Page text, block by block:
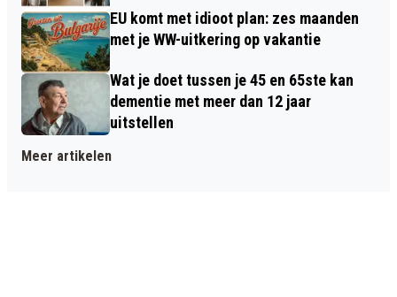
EU komt met idioot plan: zes maanden
met je WW-uitkering op vakantie
Wat je doet tussen je 45 en 65ste kan
dementie met meer dan 12 jaar
uitstellen
Meer artikelen